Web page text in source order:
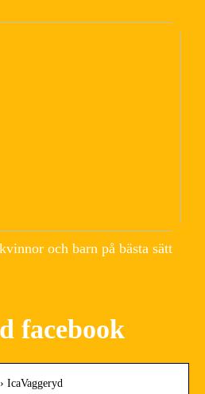
och barn på bästa sätt
facebook
IcaVaggeryd